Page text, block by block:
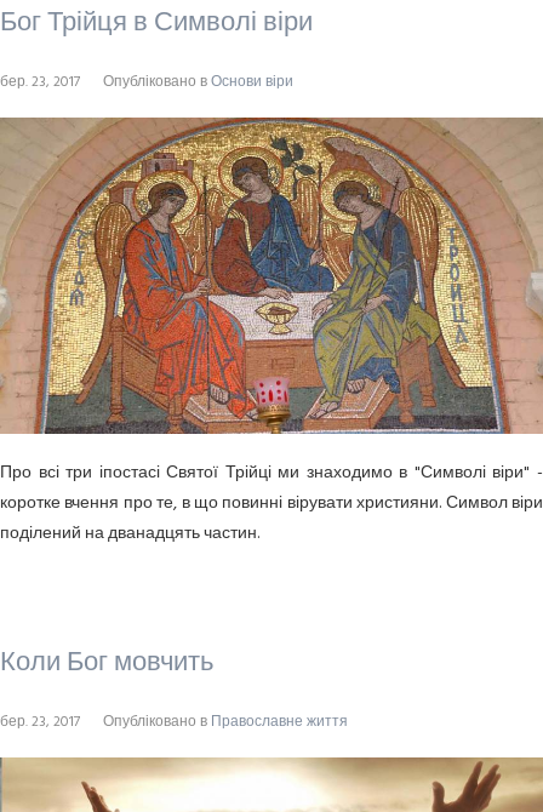
Бог Трійця в Символі віри
бер. 23, 2017 Опубліковано вОснови віри
Про всі три іпостасі Святої Трійці ми знаходимо в "Символі віри" -
коротке вчення про те, в що повинні вірувати християни. Символ віри
поділений на дванадцять частин.
Коли Бог мовчить
бер. 23, 2017 Опубліковано в Православне життя